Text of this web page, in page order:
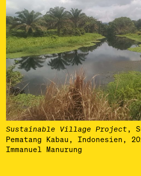
Sustainable Village Project ,
Pematang Kabau, Indonesien,
Immanuel Manurung